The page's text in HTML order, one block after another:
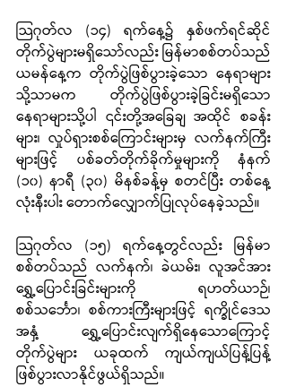
သြဂုတ်လ (၁၄) ရက်နေ့၌ နှစ်ဖက်ရင်ဆိုင်
တိုက်ပွဲများမရှိသော်လည်း မြန်မာစစ်တပ်သည်
ယမန်နေ့က တိုက်ပွဲဖြစ်ပွားခဲ့သော နေရာများ
သို့သာမက တိုက်ပွဲဖြစ်ပွားခဲ့ခြင်းမရှိသော
နေရာများသို့ပါ ၎င်းတို့အခြေချ အထိုင် စခန်း
များ၊ လှုပ်ရှားစစ်ကြောင်းများမှ လက်နက်ကြီး
များဖြင့် ပစ်ခတ်တိုက်ခိုက်မှုများကို နံနက်
(၁၀) နာရီ (၃၀) မိနစ်ခန့်မှ စတင်ပြီး တစ်နေ့
လုံးနီးပါး တောက်လျှောက်ပြုလုပ်နေခဲ့သည်။
သြဂုတ်လ (၁၅) ရက်နေ့တွင်လည်း မြန်မာ
စစ်တပ်သည် လက်နက်၊ ခဲယမ်း၊ လူအင်အား
ရွှေ့ပြောင်းခြင်းများကို ရဟတ်ယာဉ်၊
စစ်သင်္ဘော၊ စစ်ကားကြီးများဖြင့် ရက္ခိုင်ဒေသ
အနှံ့ ရွှေ့ပြောင်းလျက်ရှိနေသောကြောင့်
တိုက်ပွဲများ ယခုထက် ကျယ်ကျယ်ပြန့်ပြန့်
ဖြစ်ပွားလာနိုင်ဖွယ်ရှိသည်။